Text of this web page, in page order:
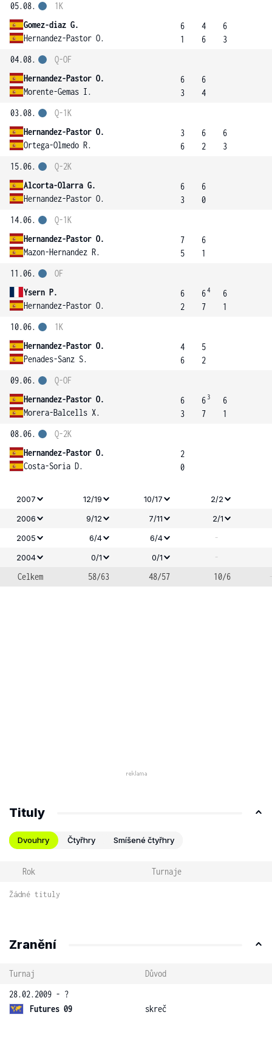
05.08.
Gomez-diaz G.
Hernandez-Pastor O.
1K
6
1
4
6
6
3
04.08.
Hernandez-Pastor O.
Morente-Gemas I.
Q-OF
6
3
6
4
03.08.
Hernandez-Pastor O.
Ortega-Olmedo R.
Q-1K
3
6
6
2
6
3
15.06.
Alcorta-Olarra G.
Hernandez-Pastor O.
Q-2K
6
3
6
0
14.06.
Hernandez-Pastor O.
Mazon-Hernandez R.
Q-1K
7
5
6
1
11.06.
Ysern P.
Hernandez-Pastor O.
OF
6
2
64
7
6
1
10.06.
Hernandez-Pastor O.
Penades-Sanz S.
1K
4
6
5
2
09.06.
Hernandez-Pastor O.
Morera-Balcells X.
Q-OF
6
3
6 3
7
6
1
08.06.
Hernandez-Pastor O.
Costa-Soria D.
Q-2K
2
0
2007 12/19 10/17
2/2
2006
9/12 7/11
2/1
2005
6/4 6/4 -
2004 0/1 0/1
-
Celkem
58/63 48/57 10/6
Tituly
Dvouhry Čtyřhry Smíšené čtyřhry
Rok Turnaje
Žádné tituly
Zranění
Turnaj
Důvod
28.02.2009 - ?
Futures 09
skreč